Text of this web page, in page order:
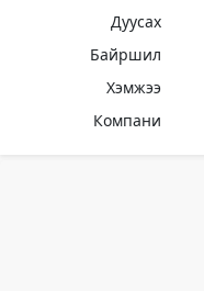
Дуусах
Байршил
Хэмжээ
Компани